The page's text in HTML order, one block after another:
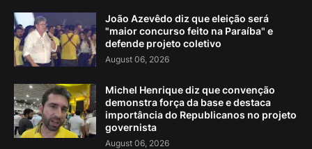
João Azevêdo diz que eleição será
"maior concurso feito na Paraíba" e
defende projeto coletivo
August 06, 2026
Michel Henrique diz que convenção
demonstra força da base e destaca
importância do Republicanos no projeto
governista
August 06, 2026